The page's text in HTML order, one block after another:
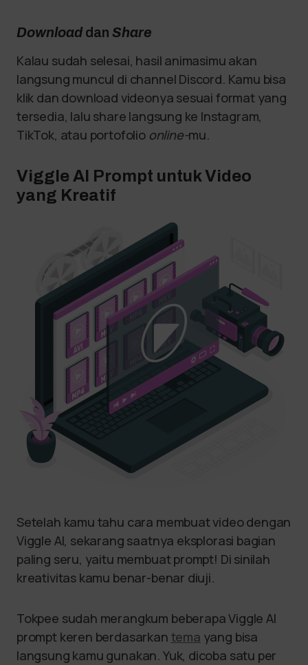
Downloaddan Share
Kalau sudah selesai, hasil animasimu akan
langsung muncul di channel Discord. Kamu bisa
klik dan download videonya sesuai format yang
tersedia, lalu share langsung ke Instagram,
TikTok, atau portofolio online-mu.
Viggle AI Prompt untuk Video
yang Kreatif
Setelah kamu tahu cara membuat video dengan
Viggle AI, sekarang saatnya eksplorasi bagian
paling seru, yaitu membuat prompt! Di sinilah
kreativitas kamu benar-benar diuji.
Tokpee sudah merangkum beberapa Viggle AI
prompt keren berdasarkan tema yang bisa
langsung kamu gunakan. Yuk, dicoba satu per